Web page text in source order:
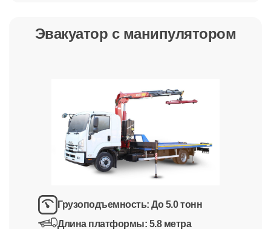
Эвакуатор с манипулятором
Грузоподъемность:До 5.0 тонн
Длина платформы: 5.8 метра